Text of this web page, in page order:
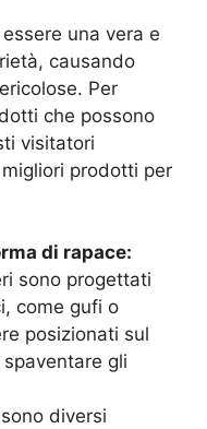
una vera e
causando
Per
che possono
visitatori
prodotti per
di rapace:
sono progettati
come gufi o
posizionati sul
gli
diversi